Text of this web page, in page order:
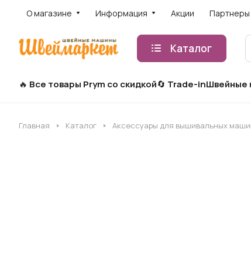
О магазине Информация Акции Партнеры
Каталог
Все товары Prym со скидкой Trade-inШвейные
Главная Каталог Аксессуары для вышивальных